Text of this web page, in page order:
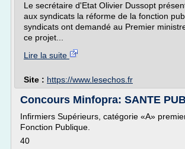
Le secrétaire d'Etat Olivier Dussopt
aux syndicats la réforme de la fonction
syndicats ont demandé au Premier
ce projet...
Lire la suite
Site : https://www.lesechos.fr
Concours Minfopra: SANTE
Infirmiers Supérieurs, catégorie «A»
Fonction Publique.
40